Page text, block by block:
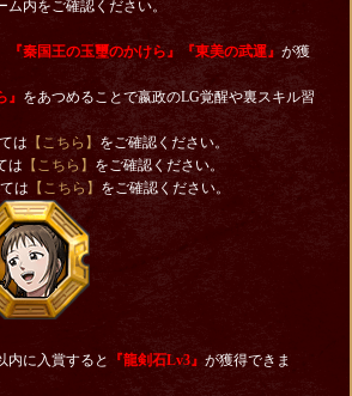
内をご確認ください。
『秦国王の玉璽のかけら』『東美の武運』 が獲
をあつめることで嬴政のLG覚醒や裏スキル習
は 【こちら】をご確認ください。
は 【こちら】 をご確認ください。
は 【こちら】 をご確認ください。
内に入賞すると 『龍剣石Lv3』 が獲得できま